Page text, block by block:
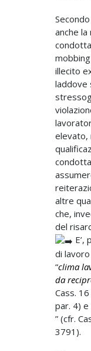
anche la
illecito
laddove
elevato,
altre
che,
del
di
“clima
da
Cass.
par. 4) e
” (cfr.
3791).